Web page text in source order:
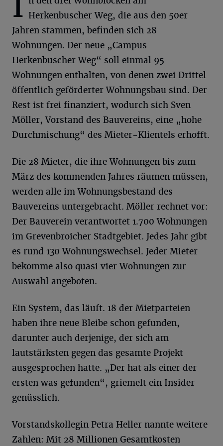
Herkenbuscher Weg, die aus den 50er
Jahren stammen, befinden sich 28
Wohnungen. Der neue „Campus
Herkenbuscher Weg“ soll einmal 95
Wohnungen enthalten, von denen zwei Drittel
öffentlich geförderter Wohnungsbau sind. Der
Rest ist frei finanziert, wodurch sich Sven
Möller, Vorstand des Bauvereins, eine „hohe
Durchmischung“ des Mieter-Klientels erhofft.
Die 28 Mieter, die ihre Wohnungen bis zum
März des kommenden Jahres räumen müssen,
werden alle im Wohnungsbestand des
Bauvereins untergebracht. Möller rechnet vor:
Der Bauverein verantwortet 1.700 Wohnungen
im Grevenbroicher Stadtgebiet. Jedes Jahr gibt
es rund 130 Wohnungswechsel. Jeder Mieter
bekomme also quasi vier Wohnungen zur
Auswahl angeboten.
Ein System, das läuft. 18 der Mietparteien
haben ihre neue Bleibe schon gefunden,
darunter auch derjenige, der sich am
lautstärksten gegen das gesamte Projekt
ausgesprochen hatte. „Der hat als einer der
ersten was gefunden“, griemelt ein Insider
genüsslich.
Vorstandskollegin Petra Heller nannte weitere
Zahlen: Mit 28 Millionen Gesamtkosten